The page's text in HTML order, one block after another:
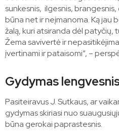
sunkesnis, ilgesnis, brangesnis,
būna net ir neįmanoma. Ką jau
žalą, kuri atsiranda dėl
Žema savivertė ir
įvertinami ir pataisomi“, –
Gydymas
Pasiteiravus J. Sutkaus, ar
gydymas skiriasi nuo
būna gerokai paprastesnis.